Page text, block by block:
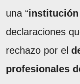
una “
declaraciones
rechazo por el
profesionales